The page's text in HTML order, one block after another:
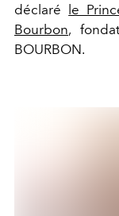
déclaré
le
Bourbon,
BOURBON.